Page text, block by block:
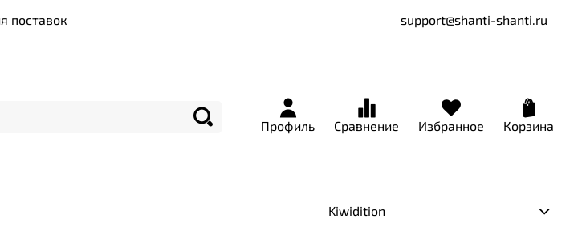
поставок support@shanti-shanti.ru
Профиль Сравнение Избранное Корзина
Kiwidition